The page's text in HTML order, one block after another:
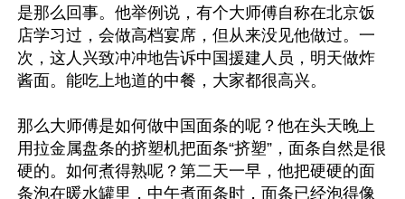
是那么回事。他举例说，有个大师傅自称在北京饭
店学习过，会做高档宴席，但从来没见他做过。一
次，这人兴致冲冲地告诉中国援建人员，明天做炸
酱面。能吃上地道的中餐，大家都很高兴。
那么大师傅是如何做中国面条的呢？他在头天晚上
用拉金属盘条的挤塑机把面条“挤塑”，面条自然是很
硬的。如何煮得熟呢？第二天一早，他把硬硬的面
条泡在暖水罐里，中午煮面条时，面条已经泡得像